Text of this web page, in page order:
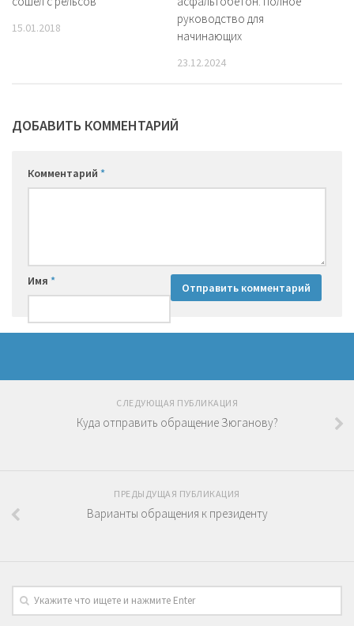
15.01.2018
руководство для
начинающих
23.12.2024
ДОБАВИТЬ КОММЕНТАРИЙ
Комментарий *
Имя *
СЛЕДУЮЩАЯ ПУБЛИКАЦИЯ
Куда отправить обращение Зюганову?
ПРЕДЫДУЩАЯ ПУБЛИКАЦИЯ
Варианты обращения к президенту